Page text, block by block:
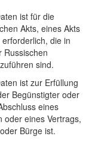
ist für die
Akts, eines Akts
die in
Russischen
sind.
ist zur Erfüllung
Begünstigter oder
eines
oder eines Vertrags,
Bürge ist.